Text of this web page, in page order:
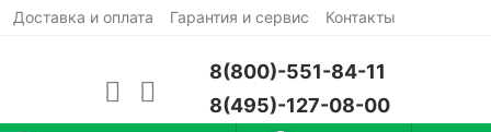
Доставка и оплата Гарантия и сервис Контакты
8(800)-551-84-11
8(495)-127-08-00